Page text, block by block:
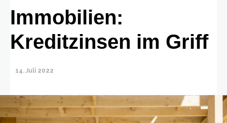
Immobilien:
Kreditzinsen im Griff
14. Juli 2022